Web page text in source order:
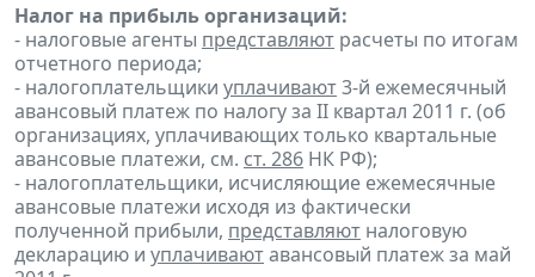
Налог на прибыль организаций:
- налоговые агенты представляют расчеты по итогам
отчетного периода;
- налогоплательщики уплачивают3-й ежемесячный
авансовый платеж по налогу за II квартал 2011 г. (об
организациях, уплачивающих только квартальные
авансовые платежи, см. ст. 286 НК РФ);
- налогоплательщики, исчисляющие ежемесячные
авансовые платежи исходя из фактически
полученной прибыли, представляют налоговую
декларацию и уплачиваютавансовый платеж за май